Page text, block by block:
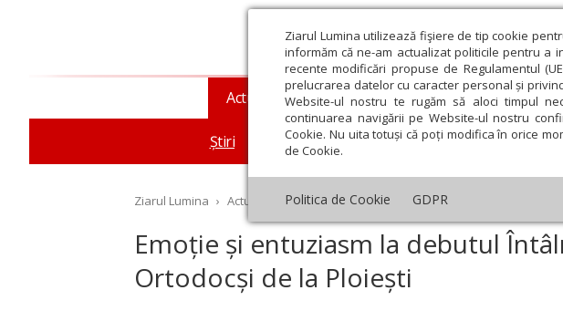
Ziarul Lumina utilizează fişiere de tip cookie
informăm că ne-am actualizat politicile pentru a
recente modificări propuse de Regulamentul
prelucrarea datelor cu caracter personal și
Website-ul nostru te rugăm să aloci timpul
continuarea navigării pe Website-ul nostru
Cookie. Nu uita totuși că poți modifica în orice
de Cookie.
Politica de Cookie GDPR
Actualitate religioasă
Știri Mesaje și cuvântări An omagial
Teologie și spiritualitate
Ziarul Lumina › Actualitate religioasă › Știri › Emoție și entuziasm la
Emoție și entuziasm la debutul
Ortodocși de la Ploiești
Noiembrie Ianuarie